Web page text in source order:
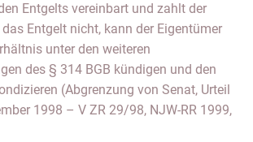
Entgelts vereinbart und zahlt der
Entgelt nicht, kann der Eigentümer
unter den weiteren
des § 314 BGB kündigen und den
(Abgrenzung von Senat, Urteil
1998 – V ZR 29/98, NJW-RR 1999,